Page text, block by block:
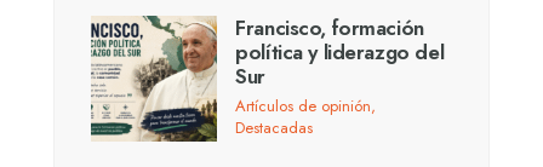
Francisco, formación
política y liderazgo del
Sur
Artículos de opinión,
Destacadas